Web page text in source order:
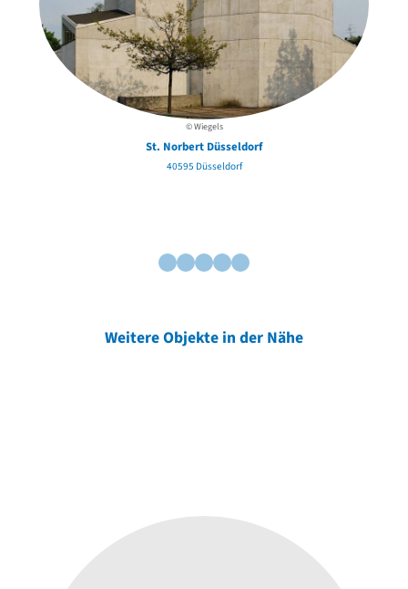
© Wiegels
St. Norbert Düsseldorf
40595 Düsseldorf
Weitere Objekte in der Nähe